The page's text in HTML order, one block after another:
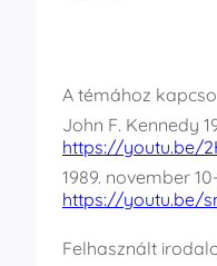
A témához
John F. Kennedy
https://youtu.be/
1989. november
https://youtu.be/
Felhasznált